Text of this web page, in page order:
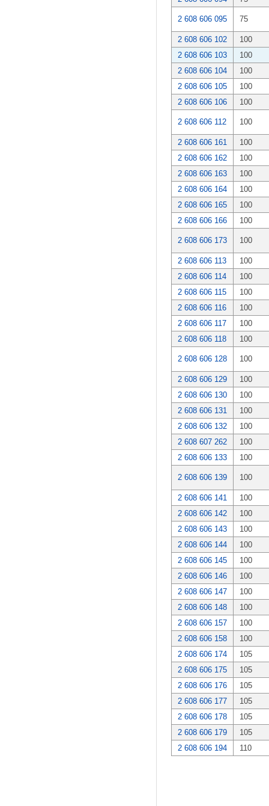
2 608 606 095 75
2 608 606 102
100
2 608 606 103
100
2 608 606 104
100
2 608 606 105
100
2 608 606 106
100
2 608 606 112 100
2 608 606 161
100
2 608 606 162
100
2 608 606 163
100
2 608 606 164
100
2 608 606 165
100
2 608 606 166
100
2 608 606 173 100
2 608 606 113
100
2 608 606 114
100
2 608 606 115
100
2 608 606 116
100
2 608 606 117
100
2 608 606 118
100
2 608 606 128 100
2 608 606 129
100
2 608 606 130
100
2 608 606 131
100
2 608 606 132
100
2 608 607 262
100
2 608 606 133
100
2 608 606 139 100
2 608 606 141
100
2 608 606 142
100
2 608 606 143
100
2 608 606 144
100
2 608 606 145
100
2 608 606 146
100
2 608 606 147
100
2 608 606 148
100
2 608 606 157
100
2 608 606 158
100
2 608 606 174
105
2 608 606 175
105
2 608 606 176
105
2 608 606 177
105
2 608 606 178
105
2 608 606 179
105
2 608 606 194
110